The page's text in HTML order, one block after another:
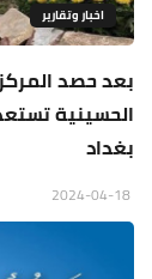
اخبار وتقارير
الحسينية
بغداد